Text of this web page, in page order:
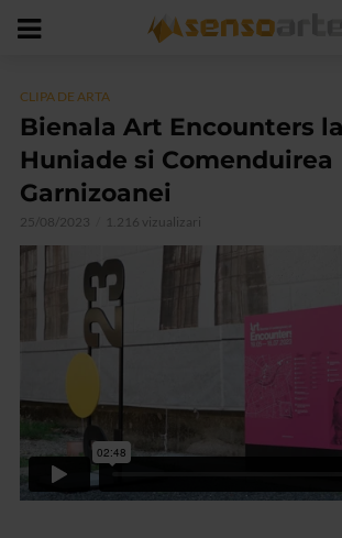
CLIPA DE ARTA
Bienala Art Encounters
Huniade si Comenduirea
Garnizoanei
25/08/2023 1.216 vizualizari